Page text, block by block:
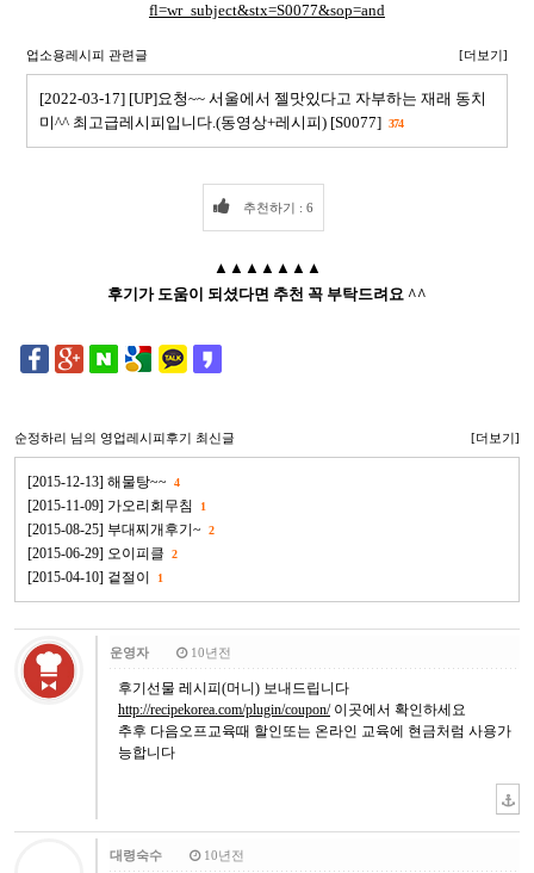
fl=wr_subject&stx=S0077&sop=and
업소용레시피 관련글 [더보기]
[2022-03-17] [UP]요청~~ 서울에서 젤맛있다고 자부하는 재래 동치
미^^ 최고급레시피입니다.(동영상+레시피) [S0077] 374
추천하기 : 6
▲▲▲▲▲▲▲
후기가 도움이 되셨다면 추천 꼭 부탁드려요 ^^
순정하리 님의 영업레시피후기 최신글 [더보기]
[2015-12-13] 해물탕~~ 4
[2015-11-09] 가오리회무침 1
[2015-08-25] 부대찌개후기~ 2
[2015-06-29] 오이피클 2
[2015-04-10] 겉절이 1
운영자 10년전
후기선물 레시피(머니) 보내드립니다
http://recipekorea.com/plugin/coupon/이곳에서 확인하세요
추후 다음오프교육때 할인또는 온라인 교육에 현금처럼 사용가
능합니다
대령숙수 10년전